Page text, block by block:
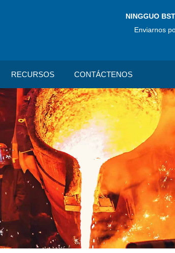
NINGGUO
Enviarnos
RECURSOS CONTÁCTENOS